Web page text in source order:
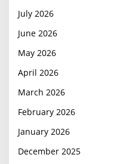
July 2026
June 2026
May 2026
April 2026
March 2026
February 2026
January 2026
December 2025